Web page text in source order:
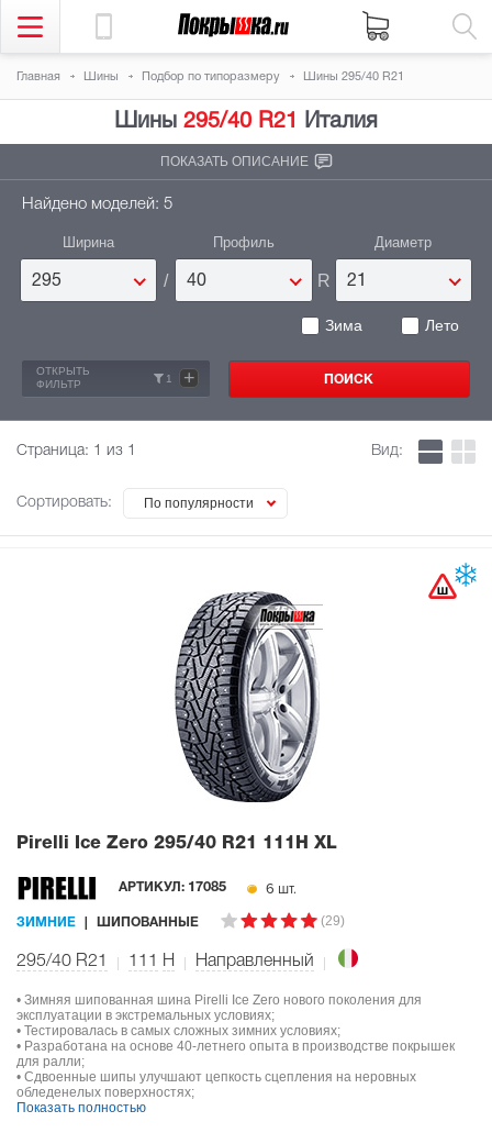
Главная Шины Подбор по типоразмеру Шины 295/40 R21
Шины 295/40 R21 Италия
ПОКАЗАТЬ ОПИСАНИЕ
Найдено моделей: 5
Ширина
295 /
Профиль
40 R
Диаметр
21
Зима Лето
ОТКРЫТЬ
ФИЛЬТР
1 +
Страница: 1 из 1
Сортировать: По популярности
Вид:
Pirelli Ice Zero 295/40 R21 111H XL
АРТИКУЛ: 17085 6 шт.
ЗИМНИЕ ШИПОВАННЫЕ (29)
295/40 R21 111 H Направленный
• Зимняя шипованная шина Pirelli Ice Zero нового поколения для
эксплуатации в экстремальных условиях;
• Тестировалась в самых сложных зимних условиях;
• Разработана на основе 40-летнего опыта в производстве покрышек
для ралли;
• Сдвоенные шипы улучшают цепкость сцепления на неровных
обледенелых поверхностях;
Показать полностью